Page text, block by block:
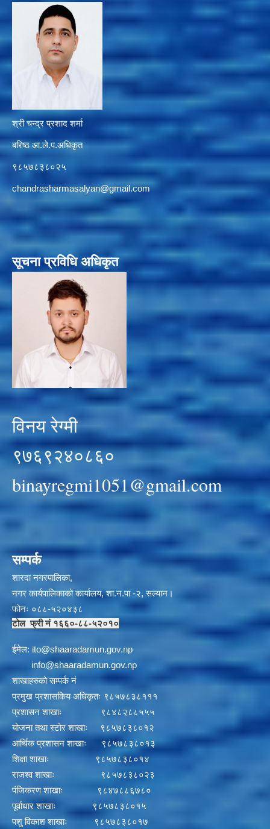
श्री चन्द्र प्रशाद शर्मा
बरिष्ठ आ.ले.प.अधिकृत
९८५७८३८०२५
chandrasharmasalyan@gmail.com
सूचना प्रविधि अधिकृत
विनय रेग्मी
९७६९२४०८६०
binayregmi1051@gmail.com
सम्पर्क
शारदा नगरपालिका,
नगर कार्यपालिकाको कार्यालय, शा.न.पा -२, सल्यान।
फोनः ०८८-५२०४३८
टोल फ्री नं १६६०-८८-५२०१०
ईमेल: ito@shaaradamun.gov.np
info@shaaradamun.gov.np
शाखाहरुको सम्पर्क नं
प्रमुख प्रशासकिय अधिकृतः ९८५७८३८१११
प्रशासन शाखाः ९८४८२८८५५५
योजना तथा स्टोर शाखाः ९८५७८३८०१२
आर्थिक प्रशासन शाखाः ९८५७८३८०१३
शिक्षा शाखाः ९८५७८३८०१४
राजश्व शाखाः ९८५७८३८०२३
पंजिकरण शाखाः ९८४७८८६७८०
पूर्वाधार शाखाः ९८५७८३८०१५
पशु विकाश शाखाः ९८५७८३८०१७